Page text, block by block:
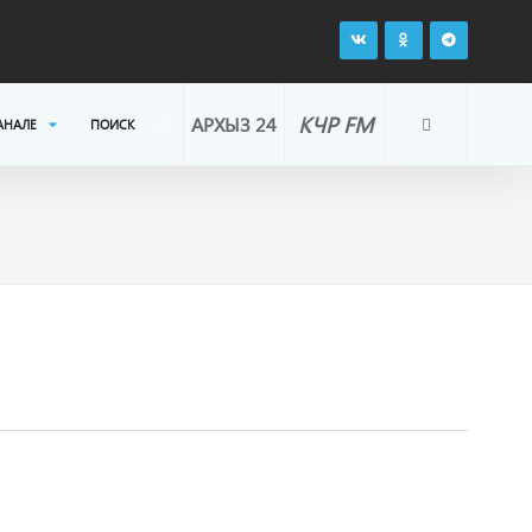
КЧР FM
АРХЫЗ 24
ПОИСК